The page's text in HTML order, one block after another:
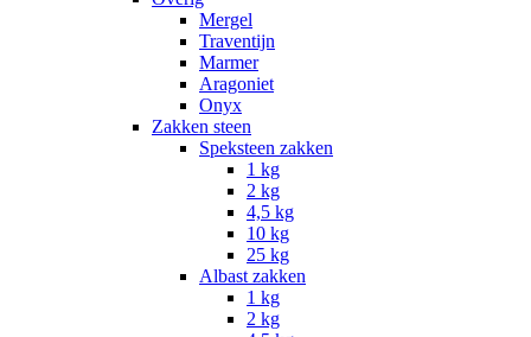
Mergel
Traventijn
Marmer
Aragoniet
Onyx
Zakken steen
Speksteen zakken
1 kg
2 kg
4,5 kg
10 kg
25 kg
Albast zakken
1 kg
2 kg